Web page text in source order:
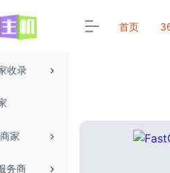
收录
家
务商
首页